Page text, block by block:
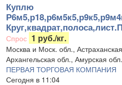
Куплю
Спрос 1 руб./кг.
Москва и Моск. обл.,
Архангельская обл., Амурская обл.
ПЕРВАЯ ТОРГОВАЯ КОМПАНИЯ
Сегодня в 11:04